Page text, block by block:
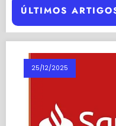
ÚLTIMOS
5 Razões para Investir
25/12/2025